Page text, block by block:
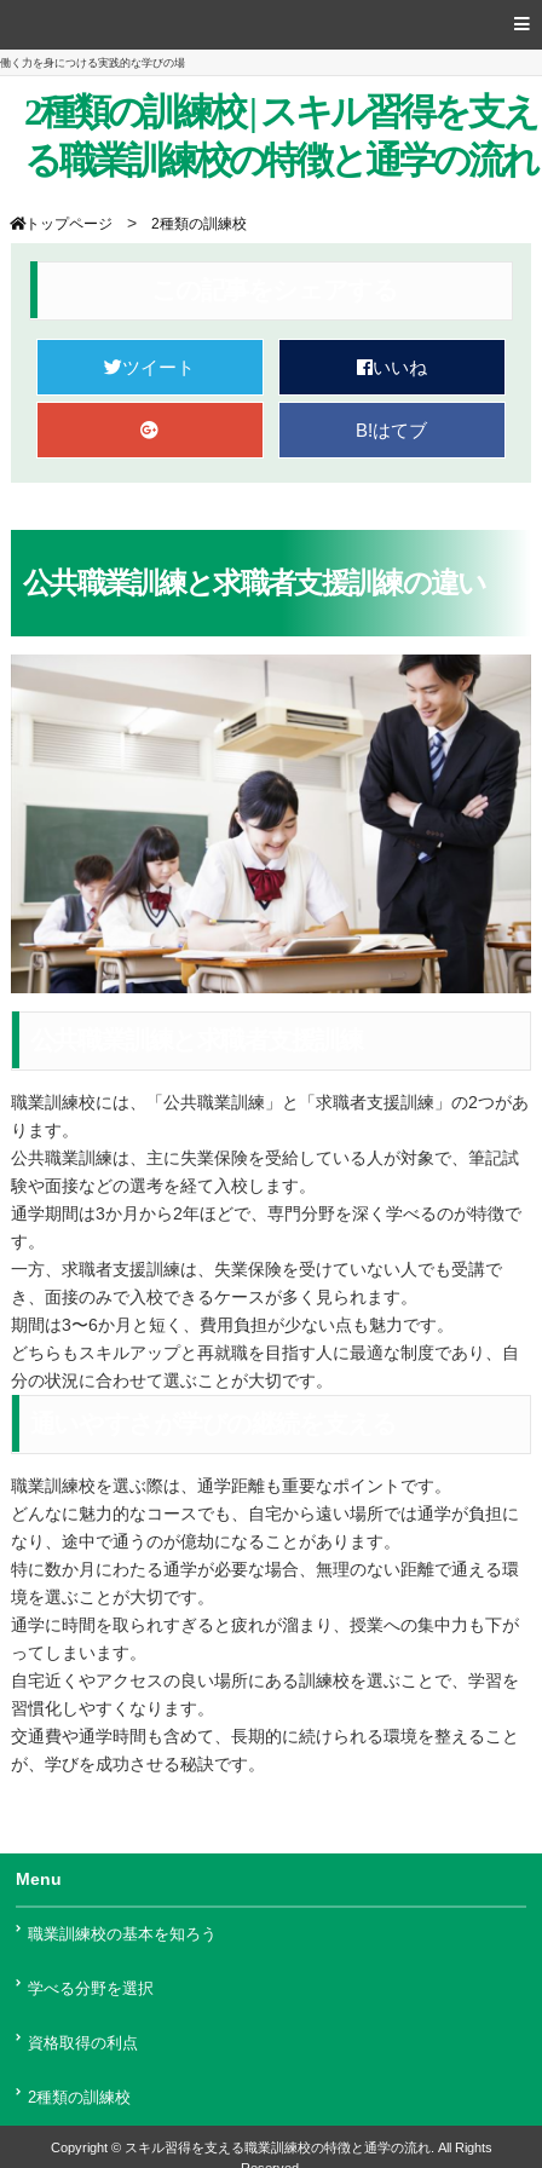
働く力を身につける実践的な学びの場
2種類の訓練校 | スキル習得を支え
る職業訓練校の特徴と通学の流れ
トップページ > 2種類の訓練校
ツイート いいね
B!はてブ
公共職業訓練と求職者支援訓練の違い
職業訓練校には、「公共職業訓練」と「求職者支援訓練」の2つがあ
ります。
公共職業訓練は、主に失業保険を受給している人が対象で、筆記試
験や面接などの選考を経て入校します。
通学期間は3か月から2年ほどで、専門分野を深く学べるのが特徴で
す。
一方、求職者支援訓練は、失業保険を受けていない人でも受講で
き、面接のみで入校できるケースが多く見られます。
期間は3〜6か月と短く、費用負担が少ない点も魅力です。
どちらもスキルアップと再就職を目指す人に最適な制度であり、自
分の状況に合わせて選ぶことが大切です。
職業訓練校を選ぶ際は、通学距離も重要なポイントです。
どんなに魅力的なコースでも、自宅から遠い場所では通学が負担に
なり、途中で通うのが億劫になることがあります。
特に数か月にわたる通学が必要な場合、無理のない距離で通える環
境を選ぶことが大切です。
通学に時間を取られすぎると疲れが溜まり、授業への集中力も下が
ってしまいます。
自宅近くやアクセスの良い場所にある訓練校を選ぶことで、学習を
習慣化しやすくなります。
交通費や通学時間も含めて、長期的に続けられる環境を整えること
が、学びを成功させる秘訣です。
Menu
職業訓練校の基本を知ろう
学べる分野を選択
資格取得の利点
2種類の訓練校
Copyright © スキル習得を支える職業訓練校の特徴と通学の流れ. All Rights